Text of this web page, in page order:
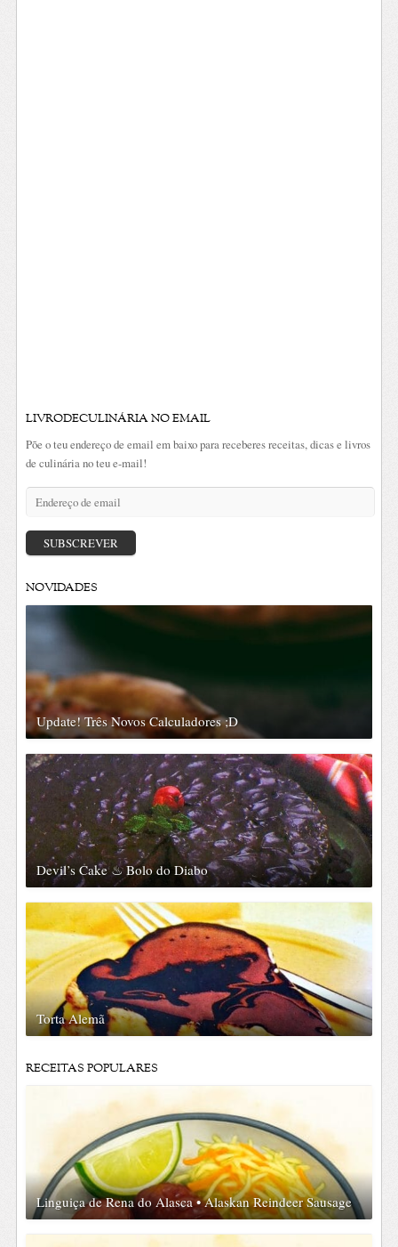
LIVRODECULINÁRIA NO EMAIL
Põe o teu endereço de email em baixo para receberes receitas, dicas e livros
de culinária no teu e-mail!
Endereço
email
SUBSCREVER
NOVIDADES
Update! Três Novos Calculadores ;D
Devil’s Cake ♨ Bolo do Diabo
Torta Alemã
RECEITAS POPULARES
Linguiça de Rena do Alasca • Alaskan Reindeer Sausage